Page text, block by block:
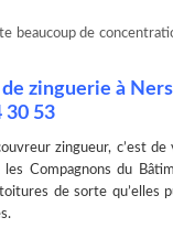
beaucoup de
zinguerie à
30 53
zingueur, c’est de
Compagnons du
de sorte qu’elles